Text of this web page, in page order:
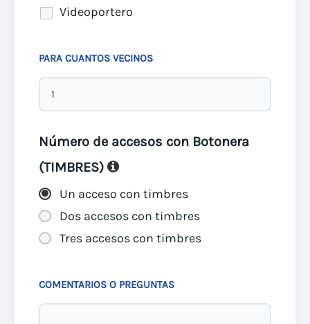
Videoportero
PARA CUANTOS VECINOS
Número de accesos con Botonera
(TIMBRES)
Un acceso con timbres
Dos accesos con timbres
Tres accesos con timbres
COMENTARIOS O PREGUNTAS